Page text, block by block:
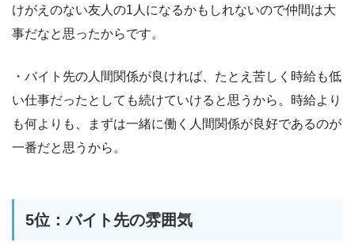
けがえのない友人の1人になるかもしれないので仲間は大
事だなと思ったからです。
・バイト先の人間関係が良ければ、たとえ苦しく時給も低
い仕事だったとしても続けていけると思うから。時給より
も何よりも、まずは一緒に働く人間関係が良好であるのが
一番だと思うから。
5位：バイト先の雰囲気